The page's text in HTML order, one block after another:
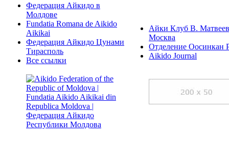
Федерация Айкидо в
Молдове
Fundatia Romana de Aikido
Aikikai
Федерация Айкидо Цунами
Тирасполь
Все ссылки
Айки Клуб В.
Москва
Отделение Оосинкан
Aikido Journal